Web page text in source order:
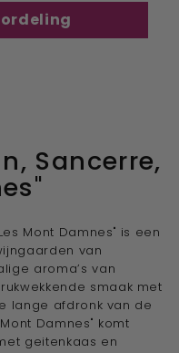
Sancerre,
Mont Damnes" is een
van
aroma’s van
smaak met
lange afdronk van de
Damnes" komt
geitenkaas en